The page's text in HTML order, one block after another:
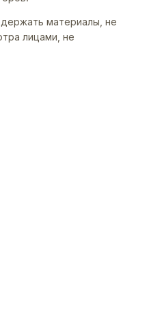
материалы, не
лицами, не